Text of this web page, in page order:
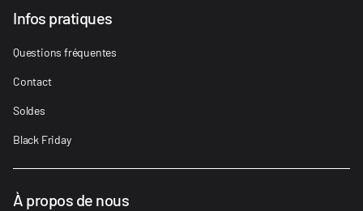
Infos pratiques
Questions fréquentes
Contact
Soldes
Black Friday
À propos de nous